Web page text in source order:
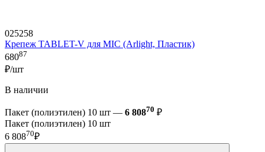
025258
Крепеж TABLET-V для MIC (Arlight, Пластик)
68087
₽/шт
В наличии
Пакет (полиэтилен) 10 шт — 6 80870 ₽
Пакет (полиэтилен) 10 шт
6 80870₽